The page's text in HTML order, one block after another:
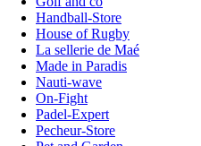
Handball-Store
House of Rugby
La sellerie de Maé
Made in Paradis
Nauti-wave
On-Fight
Padel-Expert
Pecheur-Store